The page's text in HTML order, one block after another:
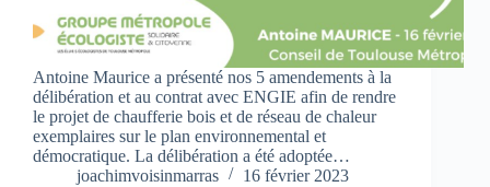
Antoine Maurice a présenté nos 5 amendements à la
délibération et au contrat avec ENGIE afin de rendre
le projet de chaufferie bois et de réseau de chaleur
exemplaires sur le plan environnemental et
démocratique. La délibération a été adoptée…
joachimvoisinmarras
16 février 2023